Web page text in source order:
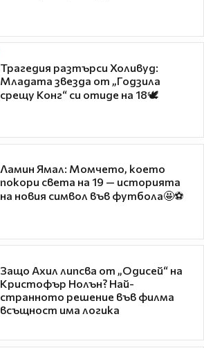
Трагедия разтърси Холивуд:
Младата звезда от „Годзила
срещу Конг“ си отиде на 18🕊️
Ламин Ямал: Момчето, което
покори света на 19 — историята
на новия символ във футбола🤩⚽
Защо Ахил липсва от „Одисей“ на
Кристофър Нолън? Най-
странното решение във филма
всъщност има логика